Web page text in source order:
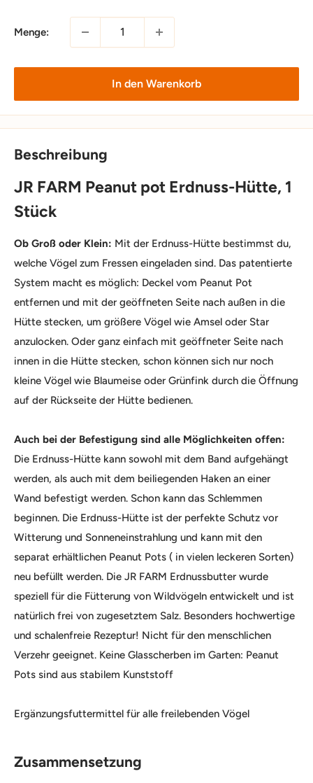
Menge:
In den Warenkorb
Beschreibung
JR FARM Peanut pot Erdnuss-Hütte, 1
Stück
Ob Groß oder Klein: Mit der Erdnuss-Hütte bestimmst du,
welche Vögel zum Fressen eingeladen sind. Das patentierte
System macht es möglich: Deckel vom Peanut Pot
entfernen und mit der geöffneten Seite nach außen in die
Hütte stecken, um größere Vögel wie Amsel oder Star
anzulocken. Oder ganz einfach mit geöffneter Seite nach
innen in die Hütte stecken, schon können sich nur noch
kleine Vögel wie Blaumeise oder Grünfink durch die Öffnung
auf der Rückseite der Hütte bedienen.
Auch bei der Befestigung sind alle Möglichkeiten offen:
Die Erdnuss-Hütte kann sowohl mit dem Band aufgehängt
werden, als auch mit dem beiliegenden Haken an einer
Wand befestigt werden. Schon kann das Schlemmen
beginnen. Die Erdnuss-Hütte ist der perfekte Schutz vor
Witterung und Sonneneinstrahlung und kann mit den
separat erhältlichen Peanut Pots ( in vielen leckeren Sorten)
neu befüllt werden. Die JR FARM Erdnussbutter wurde
speziell für die Fütterung von Wildvögeln entwickelt und ist
natürlich frei von zugesetztem Salz. Besonders hochwertige
und schalenfreie Rezeptur! Nicht für den menschlichen
Verzehr geeignet. Keine Glasscherben im Garten: Peanut
Pots sind aus stabilem Kunststoff
Ergänzungsfuttermittel für alle freilebenden Vögel
Zusammensetzung